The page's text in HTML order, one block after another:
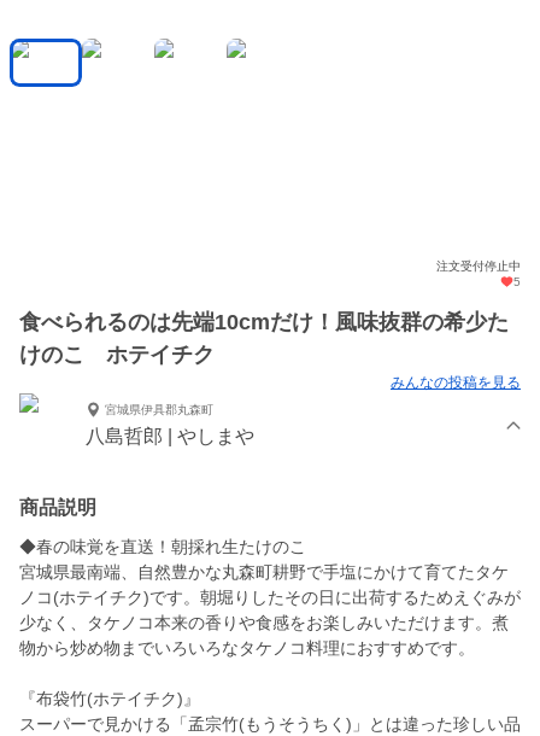
注文受付停止中
5
食べられるのは先端10cmだけ！風味抜群の希少た
けのこ ホテイチク
みんなの投稿を見る
宮城県伊具郡丸森町
八島哲郎 | やしまや
商品説明
◆春の味覚を直送！朝採れ生たけのこ
宮城県最南端、自然豊かな丸森町耕野で手塩にかけて育てたタケ
ノコ(ホテイチク)です。朝堀りしたその日に出荷するためえぐみが
少なく、タケノコ本来の香りや食感をお楽しみいただけます。煮
物から炒め物までいろいろなタケノコ料理におすすめです。
『布袋竹(ホテイチク)』
スーパーで見かける「孟宗竹(もうそうちく)」とは違った珍しい品